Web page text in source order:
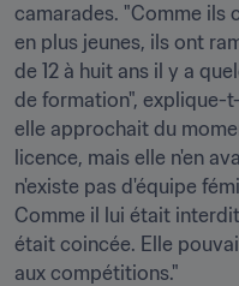
camarades. "Comme ils
en plus jeunes, ils ont
de 12 à huit ans il y a
de formation", explique-
elle approchait du
licence, mais elle n'en
n'existe pas d'équipe
Comme il lui était
était coincée. Elle
aux compétitions."